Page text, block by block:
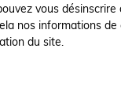
vous
nos informations
du site.